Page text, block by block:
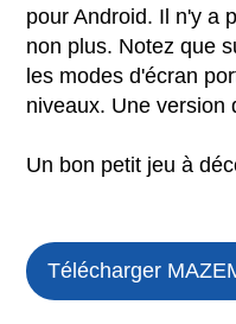
pour Android. Il n'y a
non plus. Notez que
les modes d'écran
niveaux. Une version
Un bon petit jeu à
Télécharger